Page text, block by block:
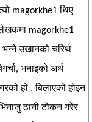
magorkhe1 थिए
लेखकमा magorkhe1
भन्ने उखानको चरिर्थ
भनाइको अर्थ
हो , बिलाएको होइन
ठानी टोकन गरेर